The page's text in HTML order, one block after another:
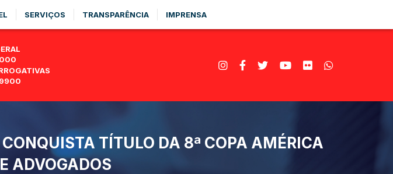
SERVIÇOS TRANSPARÊNCIA IMPRENSA
TÍTULO DA 8ª COPA AMÉRICA
ADVOGADOS